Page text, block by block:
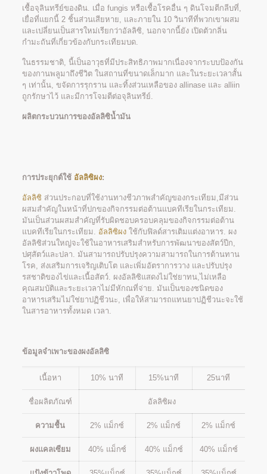
เชื้อจุลินทรีย์ของดิน. เมื่อ fungis หรือเชื้อโรคอื่น ๆ ดินโจมตีกลีบที่,
เยื่อที่แยกนี้ 2 ชิ้นส่วนเสียหาย, และภายใน 10 วินาทีที่พวกเขาผสม
และเปลี่ยนเป็นสารใหม่เรียกว่าอัลลิซิ, นอกจากนี้ยัง เปิดตัวกลิ่น
กำมะถันที่เกี่ยวข้องกับกระเทียมบด.
ในธรรมชาติ, นี้เป็นอาวุธที่มีประสิทธิภาพมากเนื่องจากระบบป้องกัน
ของกานพลูมาถึงชีวิต ในสถานที่ขนาดเล็กมาก และในระยะเวลาสั้น
ๆ เท่านั้น, ขจัดการรุกราน และทิ้งส่วนเหลือของ allinase และ alliin
ถูกรักษาไว้ และมีการโจมตีต่อจุลินทรีย์.
ผลิตกระบวนการของอัลลิซิน้ำมัน
การประยุกต์ใช้ อัลลิซิผง:
อัลลิซิ ส่วนประกอบที่ใช้งานทางชีวภาพสำคัญของกระเทียม,มีส่วน
ผสมสำคัญในหน้าที่ปกของกิจกรรมต่อต้านแบคทีเรียในกระเทียม.
มันเป็นส่วนผสมสำคัญที่รับผิดชอบครอบคลุมของกิจกรรมต่อต้าน
แบคทีเรียในกระเทียม. อัลลิซิผงใช้กับฟิลด์สารเติมแต่งอาหาร. ผง
อัลลิซิส่วนใหญ่จะใช้ในอาหารเสริมสำหรับการพัฒนาของสัตว์ปีก,
ปศุสัตว์และปลา. มันสามารถปรับปรุงความสามารถในการต้านทาน
โรค, ส่งเสริมการเจริญเติบโต และเพิ่มอัตราการวาง และปรับปรุง
รสชาติของไข่และเนื้อสัตว์. ผงอัลลิซิแสดงไม่ใช่ยาทน,ไม่เหลือ
คุณสมบัติและระยะเวลาไม่มีหักณที่จ่าย. มันเป็นของชนิดของ
อาหารเสริมไม่ใช่ยาปฏิชีวนะ, เพื่อให้สามารถแทนยาปฏิชีวนะจะใช้
ในสารอาหารทั้งหมด เวลา.
ข้อมูลจำเพาะของผงอัลลิซิ
เนื้อหา 10% นาที 15%นาที 25นาที
ชื่อผลิตภัณฑ์ อัลลิซิผง
ความชื้น 2% แม็กซ์ 2% แม็กซ์ 2% แม็กซ์
ผงแคลเซียม 40% แม็กซ์ 40% แม็กซ์ 40% แม็กซ์